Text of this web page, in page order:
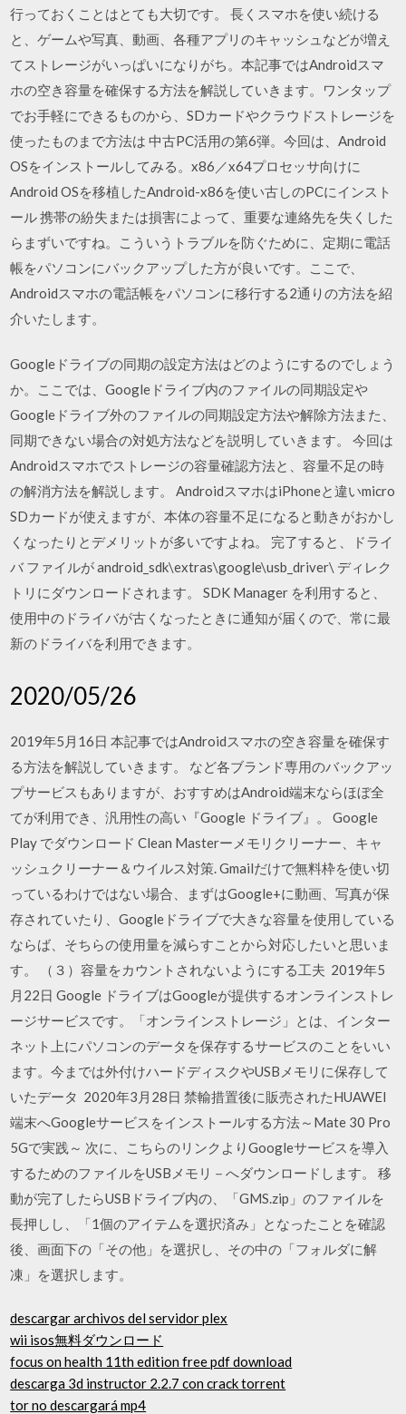
行っておくことはとても大切です。 長くスマホを使い続ける
と、ゲームや写真、動画、各種アプリのキャッシュなどが増え
てストレージがいっぱいになりがち。本記事ではAndroidスマ
ホの空き容量を確保する方法を解説していきます。ワンタップ
でお手軽にできるものから、SDカードやクラウドストレージを
使ったものまで方法は 中古PC活用の第6弾。今回は、Android
OSをインストールしてみる。x86／x64プロセッサ向けに
Android OSを移植したAndroid-x86を使い古しのPCにインスト
ール 携帯の紛失または損害によって、重要な連絡先を失くした
らまずいですね。こういうトラブルを防ぐために、定期に電話
帳をパソコンにバックアップした方が良いです。ここで、
Androidスマホの電話帳をパソコンに移行する2通りの方法を紹
介いたします。
Googleドライブの同期の設定方法はどのようにするのでしょう
か。ここでは、Googleドライブ内のファイルの同期設定や
Googleドライブ外のファイルの同期設定方法や解除方法また、
同期できない場合の対処方法などを説明していきます。 今回は
Androidスマホでストレージの容量確認方法と、容量不足の時
の解消方法を解説します。 AndroidスマホはiPhoneと違いmicro
SDカードが使えますが、本体の容量不足になると動きがおかし
くなったりとデメリットが多いですよね。 完了すると、ドライ
バ ファイルが android_sdk\extras\google\usb_driver\ ディレク
トリにダウンロードされます。 SDK Manager を利用すると、
使用中のドライバが古くなったときに通知が届くので、常に最
新のドライバを利用できます。
2020/05/26
2019年5月16日 本記事ではAndroidスマホの空き容量を確保す
る方法を解説していきます。 など各ブランド専用のバックアッ
プサービスもありますが、おすすめはAndroid端末ならほぼ全
てが利用でき、汎用性の高い『Google ドライブ』。 Google
Play でダウンロード Clean Masterーメモリクリーナー、キャ
ッシュクリーナー＆ウイルス対策. Gmailだけで無料枠を使い切
っているわけではない場合、まずはGoogle+に動画、写真が保
存されていたり、Googleドライブで大きな容量を使用している
ならば、そちらの使用量を減らすことから対応したいと思いま
す。 （３）容量をカウントされないようにする工夫 2019年5
月22日 Google ドライブはGoogleが提供するオンラインストレ
ージサービスです。「オンラインストレージ」とは、インター
ネット上にパソコンのデータを保存するサービスのことをいい
ます。今までは外付けハードディスクやUSBメモリに保存して
いたデータ 2020年3月28日 禁輸措置後に販売されたHUAWEI
端末へGoogleサービスをインストールする方法～Mate 30 Pro
5Gで実践～ 次に、こちらのリンクよりGoogleサービスを導入
するためのファイルをUSBメモリ－へダウンロードします。 移
動が完了したらUSBドライブ内の、「GMS.zip」のファイルを
長押しし、「1個のアイテムを選択済み」となったことを確認
後、画面下の「その他」を選択し、その中の「フォルダに解
凍」を選択します。
descargar archivos del servidor plex
wii isos無料ダウンロード
focus on health 11th edition free pdf download
descarga 3d instructor 2.2.7 con crack torrent
tor no descargará mp4